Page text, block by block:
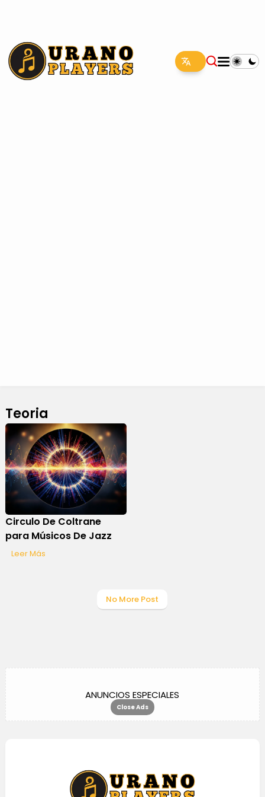
Teoria
Circulo De Coltrane
para Músicos De Jazz
Leer Más
No More Post
ANUNCIOS ESPECIALES
Close Ads